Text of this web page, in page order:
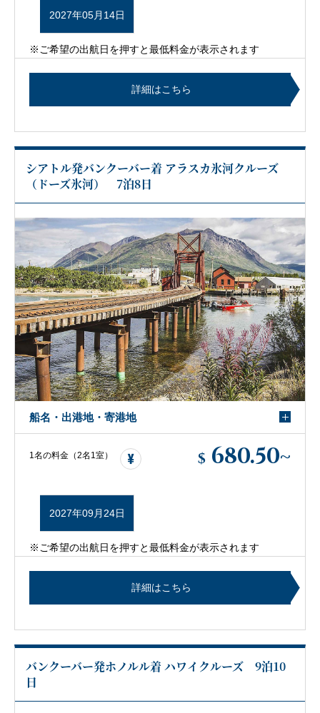
2027年05月14日
※ご希望の出航日を押すと最低料金が表示されます
詳細はこちら
シアトル発バンクーバー着 アラスカ氷河クルーズ
（ドーズ氷河） 7泊8日
船名・出港地・寄港地
1名の料金（2名1室） $ 680.50~
2027年09月24日
※ご希望の出航日を押すと最低料金が表示されます
詳細はこちら
バンクーバー発ホノルル着 ハワイクルーズ 9泊10
日